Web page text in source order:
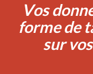
Vos
forme de
sur